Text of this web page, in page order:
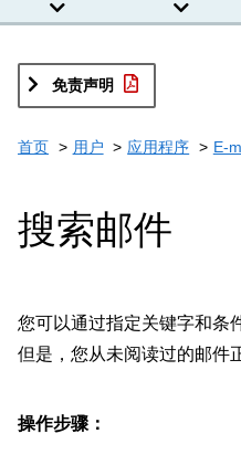
免责声明
首页 用户 应用程序 E-
搜索邮件
您可以通过指定关键字和条
但是，您从未阅读过的邮件
操作步骤：